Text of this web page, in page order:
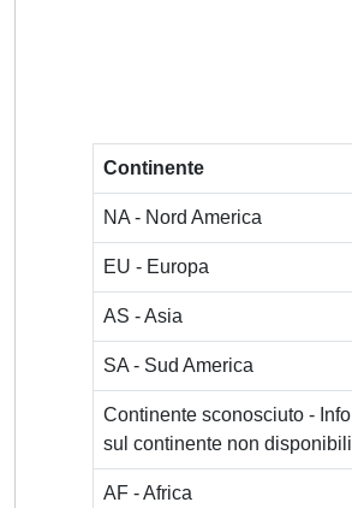
Continente
NA - Nord America
EU - Europa
AS - Asia
SA - Sud America
Continente sconosciuto - Info
sul continente non disponibili
AF - Africa